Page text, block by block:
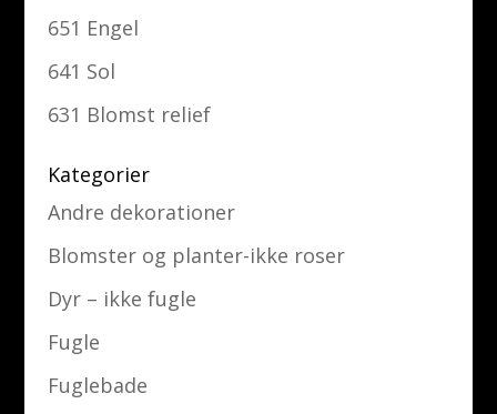
651 Engel
641 Sol
631 Blomst relief
Kategorier
Andre dekorationer
Blomster og planter-ikke roser
Dyr – ikke fugle
Fugle
Fuglebade